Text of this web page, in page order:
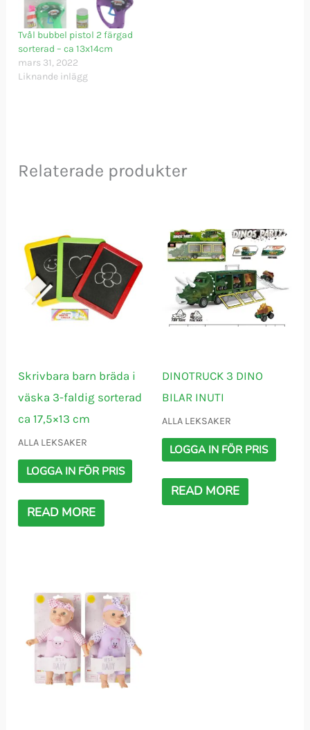
Tvål bubbel pistol 2 färgad
sorterad – ca 13x14cm
mars 31, 2022
Liknande inlägg
Relaterade produkter
Skrivbara barn bräda i
väska 3-faldig sorterad
ca 17,5×13 cm
ALLA LEKSAKER
LOGGA IN FÖR PRIS
READ MORE
DINOTRUCK 3 DINO
BILAR INUTI
ALLA LEKSAKER
LOGGA IN FÖR PRIS
READ MORE